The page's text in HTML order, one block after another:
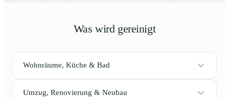
Was wird gereinigt
Wohnräume, Küche & Bad
Umzug, Renovierung & Neubau